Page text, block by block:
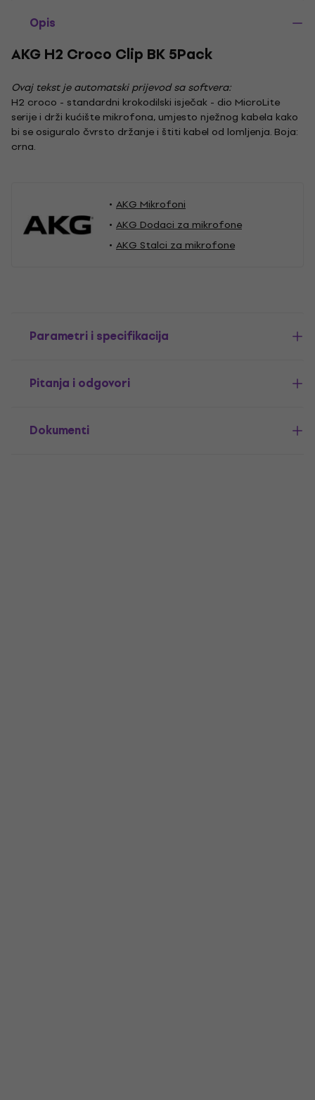
Opis
AKG H2 Croco Clip BK 5Pack
Ovaj tekst je automatski prijevod sa softvera:
H2 croco - standardni krokodilski isječak - dio MicroLite
serije i drži kućište mikrofona, umjesto nježnog kabela kako
bi se osiguralo čvrsto držanje i štiti kabel od lomljenja. Boja:
crna.
AKG Mikrofoni
AKG Dodaci za mikrofone
AKG Stalci za mikrofone
Parametri i specifikacija
Pitanja i odgovori
Dokumenti